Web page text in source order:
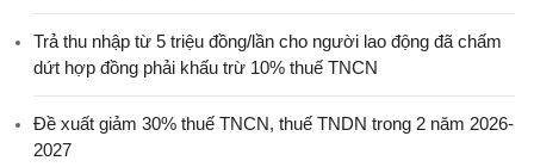
Trả thu nhập từ 5 triệu đồng/lần cho người lao động đã chấm
dứt hợp đồng phải khấu trừ 10% thuế TNCN
Đề xuất giảm 30% thuế TNCN, thuế TNDN trong 2 năm 2026-
2027